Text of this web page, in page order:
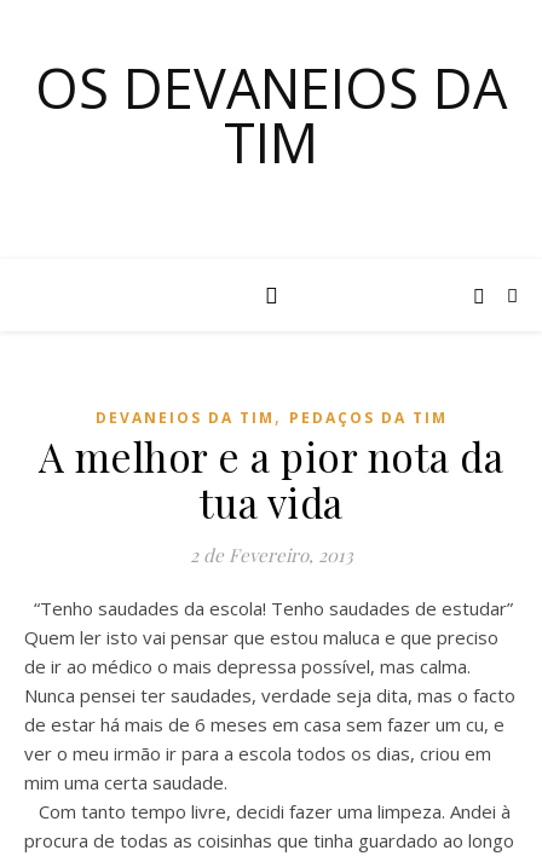
OS DEVANEIOS DA
TIM
DEVANEIOS DA TIM , PEDAÇOS DA TIM
A melhor e a pior nota da
tua vida
2 de Fevereiro, 2013
“Tenho saudades da escola! Tenho saudades de estudar”
Quem ler isto vai pensar que estou maluca e que preciso
de ir ao médico o mais depressa possível, mas calma.
Nunca pensei ter saudades, verdade seja dita, mas o facto
de estar há mais de 6 meses em casa sem fazer um cu, e
ver o meu irmão ir para a escola todos os dias, criou em
mim uma certa saudade.
Com tanto tempo livre, decidi fazer uma limpeza. Andei à
procura de todas as coisinhas que tinha guardado ao longo